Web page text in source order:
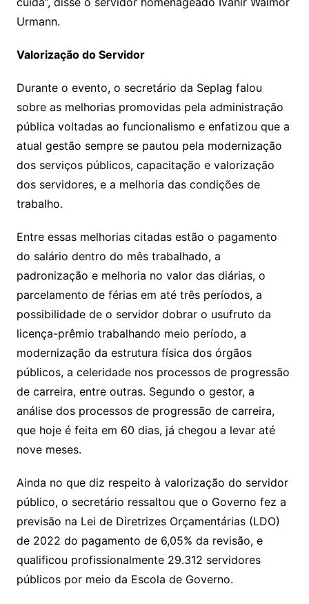
Urmann.
Valorização do Servidor
Durante o evento, o secretário da Seplag falou
sobre as melhorias promovidas pela administração
pública voltadas ao funcionalismo e enfatizou que a
atual gestão sempre se pautou pela modernização
dos serviços públicos, capacitação e valorização
dos servidores, e a melhoria das condições de
trabalho.
Entre essas melhorias citadas estão o pagamento
do salário dentro do mês trabalhado, a
padronização e melhoria no valor das diárias, o
parcelamento de férias em até três períodos, a
possibilidade de o servidor dobrar o usufruto da
licença-prêmio trabalhando meio período, a
modernização da estrutura física dos órgãos
públicos, a celeridade nos processos de progressão
de carreira, entre outras. Segundo o gestor, a
análise dos processos de progressão de carreira,
que hoje é feita em 60 dias, já chegou a levar até
nove meses.
Ainda no que diz respeito à valorização do servidor
público, o secretário ressaltou que o Governo fez a
previsão na Lei de Diretrizes Orçamentárias (LDO)
de 2022 do pagamento de 6,05% da revisão, e
qualificou profissionalmente 29.312 servidores
públicos por meio da Escola de Governo.